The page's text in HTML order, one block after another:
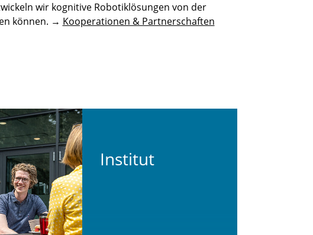
wir kognitive Robotiklösungen von der
können. → Kooperationen & Partnerschaften
In­sti­tut